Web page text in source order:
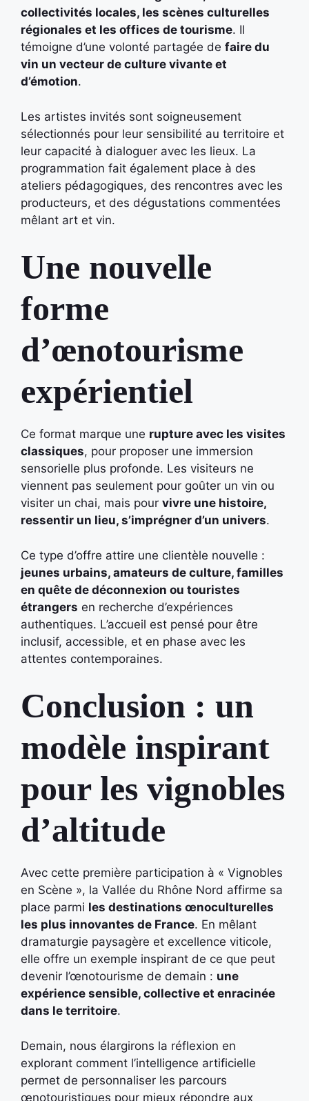
collectivités locales, les scènes culturelles
régionales et les offices de tourisme. Il
témoigne d’une volonté partagée de faire du
vin un vecteur de culture vivante et
d’émotion.
Les artistes invités sont soigneusement
sélectionnés pour leur sensibilité au territoire et
leur capacité à dialoguer avec les lieux. La
programmation fait également place à des
ateliers pédagogiques, des rencontres avec les
producteurs, et des dégustations commentées
mêlant art et vin.
Une nouvelle
forme
d’œnotourisme
expérientiel
Ce format marque une rupture avec les visites
classiques, pour proposer une immersion
sensorielle plus profonde. Les visiteurs ne
viennent pas seulement pour goûter un vin ou
visiter un chai, mais pour vivre une histoire,
ressentir un lieu, s’imprégner d’un univers.
Ce type d’offre attire une clientèle nouvelle :
jeunes urbains, amateurs de culture, familles
en quête de déconnexion ou touristes
étrangers en recherche d’expériences
authentiques. L’accueil est pensé pour être
inclusif, accessible, et en phase avec les
attentes contemporaines.
Conclusion : un
modèle inspirant
pour les vignobles
d’altitude
Avec cette première participation à « Vignobles
en Scène », la Vallée du Rhône Nord affirme sa
place parmi les destinations œnoculturelles
les plus innovantes de France. En mêlant
dramaturgie paysagère et excellence viticole,
elle offre un exemple inspirant de ce que peut
devenir l’œnotourisme de demain : une
expérience sensible, collective et enracinée
dans le territoire.
Demain, nous élargirons la réflexion en
explorant comment l’intelligence artificielle
permet de personnaliser les parcours
œnotouristiques pour mieux répondre aux